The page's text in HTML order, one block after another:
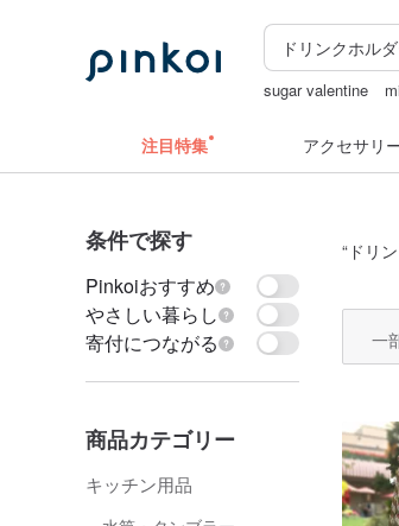
sugar valentine
注目特集 アクセサリ
条件で探す
Pinkoiおすすめ
やさしい暮らし
寄付につながる
商品カテゴリー
キッチン用品
“ ドリ
一